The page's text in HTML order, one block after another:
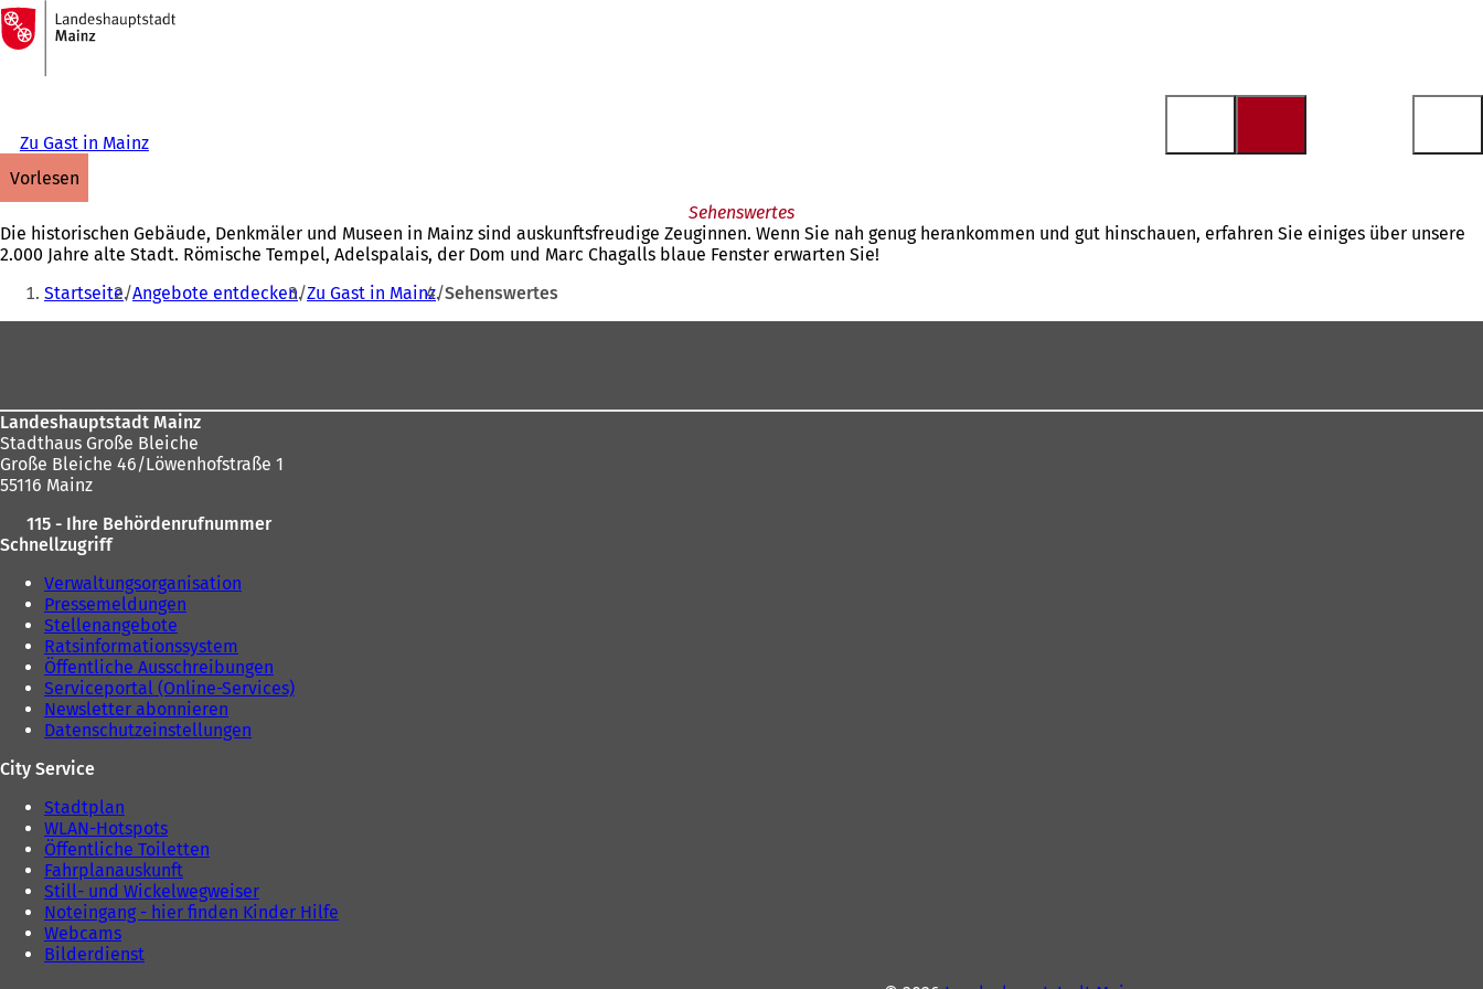
Inhalt anspringen
Zur
Startseite
Zu Gast in Mainz
vorlesen
Sehenswertes
Die historischen Gebäude, Denkmäler und Museen in Mainz sind auskunftsfreudige Zeuginnen. Wenn Sie nah genug herankommen und gut hinschauen, erfahren Sie einiges über unsere
2.000 Jahre alte Stadt. Römische Tempel, Adelspalais, der Dom und Marc Chagalls blaue Fenster erwarten Sie!
Sie
befinden
Startseite Angebote entdecken Zu Gast in Mainz Sehenswertes
Landeshauptstadt Mainz
Stadthaus Große Bleiche
Große Bleiche 46/Löwenhofstraße 1
55116 Mainz
115 - Ihre Behördenrufnummer
Schnellzugriff
Verwaltungsorganisation
Pressemeldungen
Stellenangebote
Ratsinformationssystem
Öffentliche Ausschreibungen
Serviceportal (Online-Services)
Newsletter abonnieren
Datenschutzeinstellungen
City Service
Stadtplan
WLAN-Hotspots
Öffentliche Toiletten
Fahrplanauskunft
Still- und Wickelwegweiser
Noteingang - hier finden Kinder Hilfe
Webcams
Bilderdienst